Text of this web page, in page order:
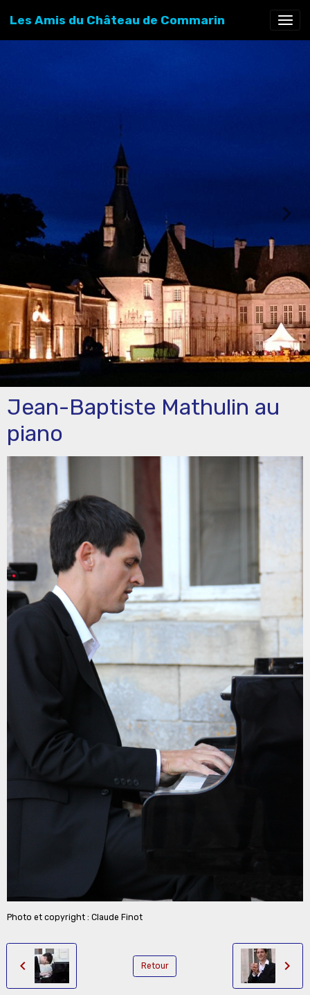
Les Amis du Château de Commarin
Jean-Baptiste Mathulin au
piano
Photo et copyright : Claude Finot
Retour